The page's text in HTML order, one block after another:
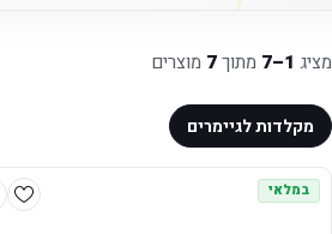
מציג 1–7 מתוך7 מוצרים
מקלדות לגיימרים
במלאי